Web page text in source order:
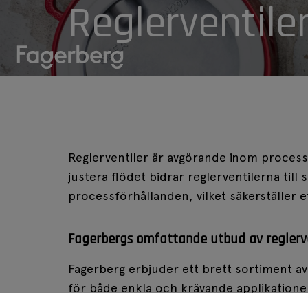
Reglerventiler är avgörande inom
justera flödet bidrar reglerventilerna till
processförhållanden, vilket säkerställer
Fagerbergs omfattande utbud av
Fagerberg erbjuder ett brett sortiment
för både enkla och krävande